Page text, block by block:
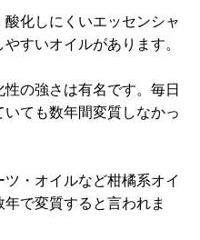
化しにくいエッセンシャ
すいオイルがあります。
の強さは有名です。毎日
ても数年間変質しなかっ
・オイルなど柑橘系オイ
で変質すると言われま